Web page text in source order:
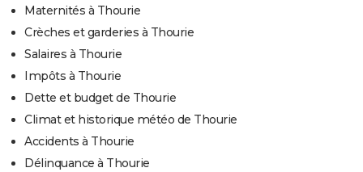
Maternités à Thourie
Crèches et garderies à Thourie
Salaires à Thourie
Impôts à Thourie
Dette et budget de Thourie
Climat et historique météo de Thourie
Accidents à Thourie
Délinquance à Thourie